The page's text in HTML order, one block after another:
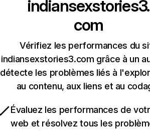
indiansexstories3.
com
Vérifiez les performances du
indiansexstories3.com grâce à un
détecte les problèmes liés à
au contenu, aux liens et au
Évaluez les performances de
web et résolvez tous les